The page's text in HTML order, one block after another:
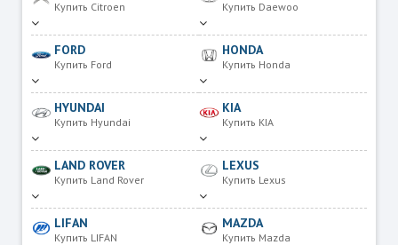
Купить Citroen Купить Daewoo
FORD
Купить Ford
HONDA
Купить Honda
HYUNDAI
Купить Hyundai
KIA
Купить KIA
LAND ROVER
Купить Land Rover
LEXUS
Купить Lexus
LIFAN
Купить LIFAN
MAZDA
Купить Mazda